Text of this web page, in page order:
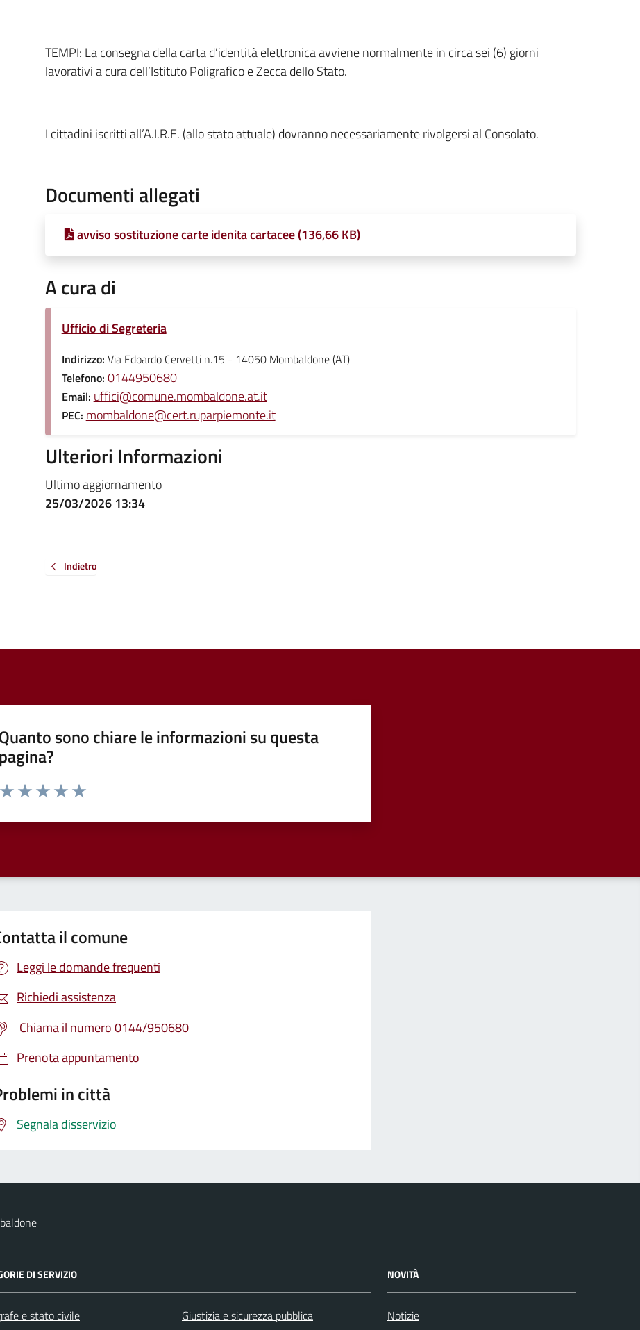
TEMPI: La consegna della carta d’identità elettronica avviene normalmente in circa sei (6) giorni
lavorativi a cura dell’Istituto Poligrafico e Zecca dello Stato.
I cittadini iscritti all’A.I.R.E. (allo stato attuale) dovranno necessariamente rivolgersi al Consolato.
Documenti allegati
avviso sostituzione carte idenita cartacee (136,66 KB)
A cura di
Ufficio di Segreteria
Indirizzo: Via Edoardo Cervetti n.15 - 14050 Mombaldone (AT)
Telefono: 0144950680
Email: uffici@comune.mombaldone.at.it
PEC: mombaldone@cert.ruparpiemonte.it
Ulteriori Informazioni
Ultimo aggiornamento
25/03/2026 13:34
Indietro
Quanto sono chiare le informazioni su questa
pagina?
Valuta da 1 a 5 stelle la pagina
il comune
Leggi le domande frequenti
Richiedi assistenza
Chiama il numero 0144/950680
Prenota appuntamento
in città
Segnala disservizio
DI SERVIZIO
e stato civile
Giustizia e sicurezza pubblica
NOVITÀ
Notizie